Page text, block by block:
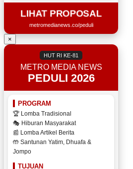
LIHAT PROPOSAL
metromedianews.co/peduli
×
HUT RI KE-81
METRO MEDIA NEWS
PEDULI 2026
PROGRAM
🏆 Lomba Tradisional
🎭 Hiburan Masyarakat
📰 Lomba Artikel Berita
🤲 Santunan Yatim, Dhuafa &
Jompo
TUJUAN